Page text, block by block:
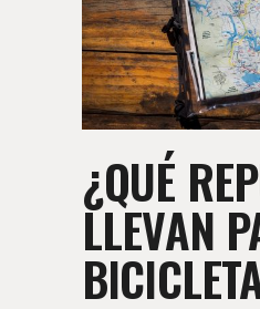
¿QUÉ
LLEVAN